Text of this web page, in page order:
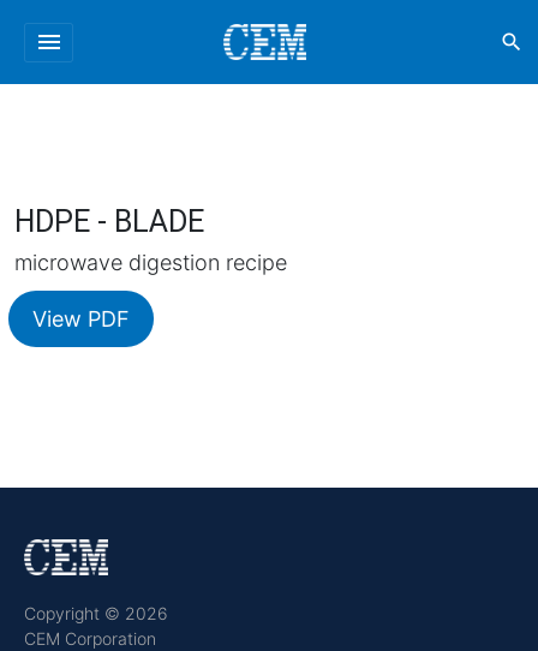
menu search
HDPE - BLADE
microwave digestion recipe
View PDF
Copyright © 2026
CEM Corporation